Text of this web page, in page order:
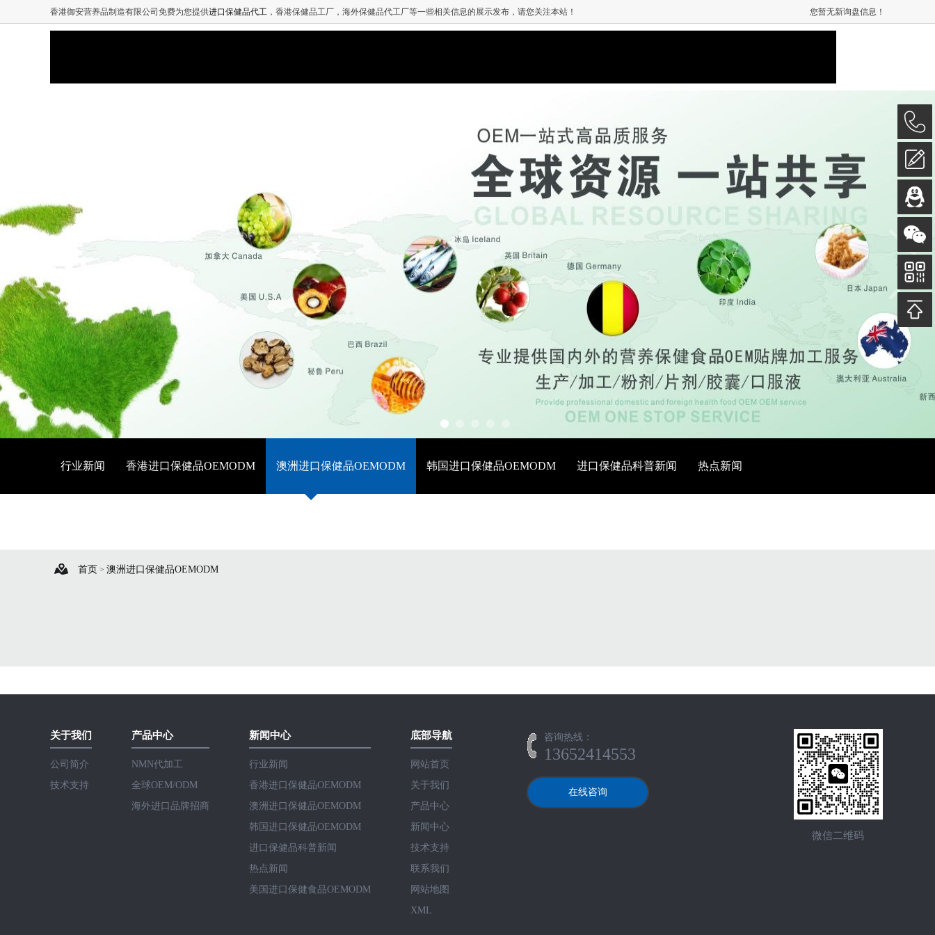
香港御安营养品制造有限公司免费为您提供进口保健品代工 ，香港保健品工厂，海外保健品代工厂等一些相关信息的展示发布，请您关注本站！ 您暂无新询盘信息！
行业新闻 香港进口保健品OEMODM 澳洲进口保健品OEMODM 韩国进口保健品OEMODM 进口保健品科普新闻 热点新闻
首页 > 澳洲进口保健品OEMODM
关于我们
公司简介
技术支持
产品中心
NMN代加工
全球OEM/ODM
海外进口品牌招商
新闻中心
行业新闻
香港进口保健品OEMODM
澳洲进口保健品OEMODM
韩国进口保健品OEMODM
进口保健品科普新闻
热点新闻
美国进口保健食品OEMODM
底部导航
网站首页
关于我们
产品中心
新闻中心
技术支持
联系我们
网站地图
XML
咨询热线：
13652414553
在线咨询
微信二维码